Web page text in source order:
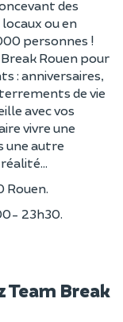
des
ou en
personnes !
Rouen pour
: anniversaires,
de vie
avec vos
vivre une
une autre
Rouen.
23h30.
Break